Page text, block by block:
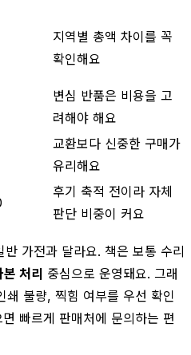
지역별 총액 차이를 꼭
확인해요
변심 반품은 비용을 고
려해야 해요
교환보다 신중한 구매가
유리해요
후기 축적 전이라 자체
판단 비중이 커요
가전과 달라요. 책은 보통 수리
처리 중심으로 운영돼요. 그래
쇄 불량, 찍힘 여부를 우선 확인
빠르게 판매처에 문의하는 편